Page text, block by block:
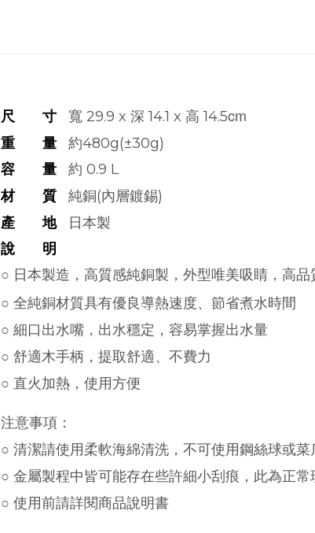
尺 寸
寬 29.9 x 深 14.1 x 高14.5cm
重 量 約480g(±30g)
容 量
約 0.9 L
材 質
純銅(內層鍍錫)
產 地
日本製
說 明
○ 日本製造，高質感純銅製，外型唯美吸睛，高品
○ 全純銅材質具有優良導熱速度、節省煮水時間
○ 細口出水嘴，出水穩定，容易掌握出水量
○ 舒適木手柄，提取舒適、不費力
○ 直火加熱，使用方便
注意事項：
○ 清潔請使用柔軟海綿清洗，不可使用鋼絲球或
○ 金屬製程中皆可能存在些許細小刮痕 ，此為正常
○ 使用前請詳閱商品說明書